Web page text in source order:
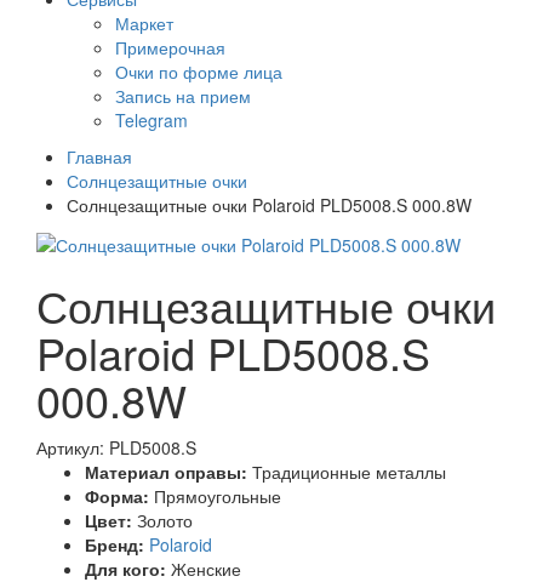
Маркет
Примерочная
Очки по форме лица
Запись на прием
Telegram
Главная
Солнцезащитные очки
Солнцезащитные очки Polaroid PLD5008.S 000.8W
Солнцезащитные очки
Polaroid PLD5008.S
000.8W
Артикул: PLD5008.S
Материал оправы: Традиционные металлы
Форма: Прямоугольные
Цвет: Золото
Бренд: Polaroid
Для кого: Женские